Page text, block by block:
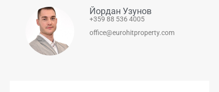
Йордан Узунов
+359 88 536 4005
office@eurohitproperty.com